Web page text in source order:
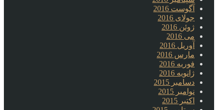
آگوست 2016
جولای 2016
ژوئن 2016
می 2016
آوریل 2016
مارس 2016
فوریه 2016
ژانویه 2016
دسامبر 2015
نوامبر 2015
اکتبر 2015